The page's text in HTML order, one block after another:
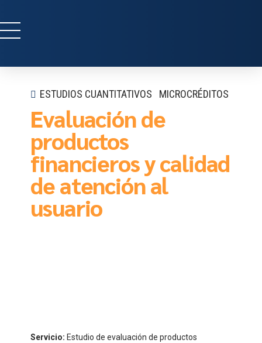
ESTUDIOS CUANTITATIVOS MICROCRÉDITOS
Evaluación de
productos
financieros y calidad
de atención al
usuario
Servicio: Estudio de evaluación de productos